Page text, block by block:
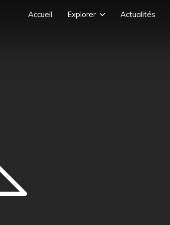
Accueil Explorer Actualités